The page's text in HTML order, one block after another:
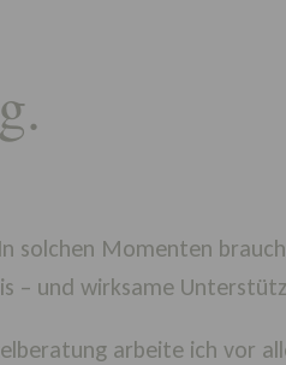
solchen Momenten
– und wirksame
arbeite ich vor